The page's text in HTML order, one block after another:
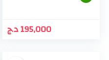
195,000د.ج